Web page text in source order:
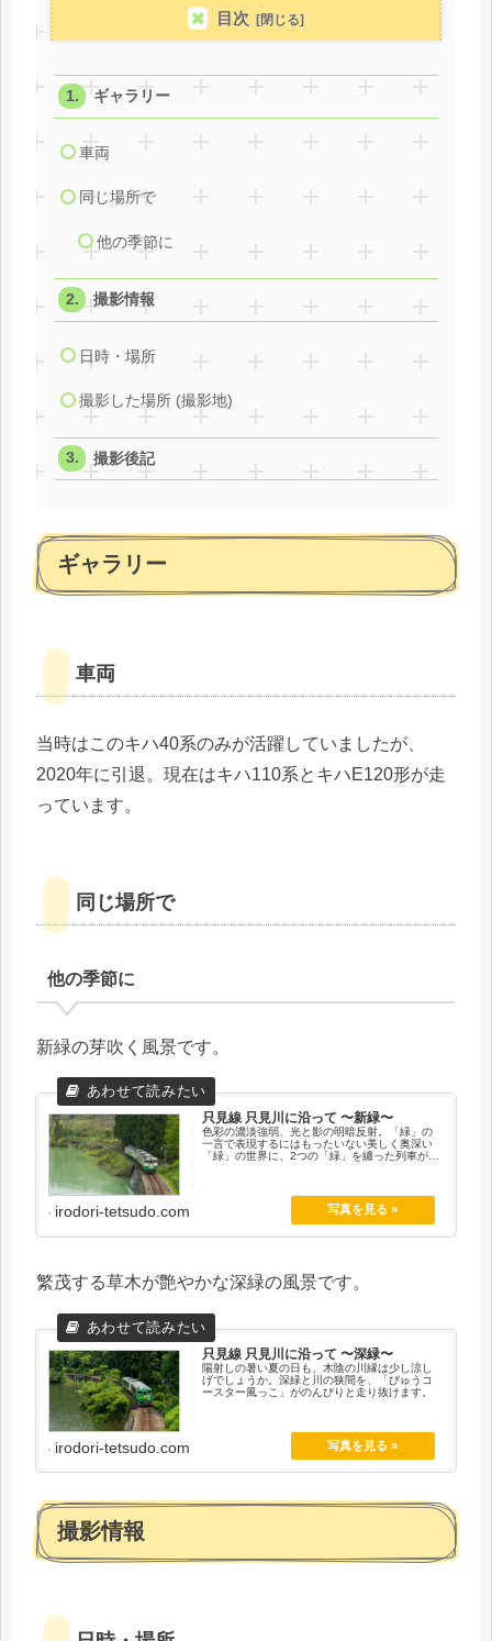
目次
ギャラリー
車両
同じ場所で
他の季節に
撮影情報
日時・場所
撮影した場所 (撮影地)
撮影後記
ギャラリー
車両
当時はこのキハ40系のみが活躍していましたが、
2020年に引退。現在はキハ110系とキハE120形が走
っています。
同じ場所で
他の季節に
新緑の芽吹く風景です。
只見線 只見川に沿って 〜新緑〜
色彩の濃淡強弱、光と影の明暗反射。「緑」の
一言で表現するにはもったいない美しく奥深い
「緑」の世界に、2つの「緑」を纏った列車がと
irodori-tetsudo.com
繁茂する草木が艶やかな深緑の風景です。
只見線 只見川に沿って 〜深緑〜
陽射しの暑い夏の日も、木陰の川縁は少し涼し
げでしょうか。深緑と川の狭間を、「びゅうコ
ースター風っこ」がのんびりと走り抜けます。
irodori-tetsudo.com
撮影情報